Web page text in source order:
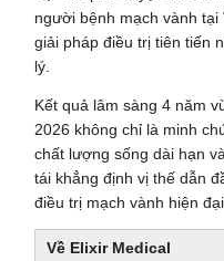
người bệnh mạch vành
giải pháp điều trị tiên tiến
lý.
Kết quả lâm sàng 4 năm
2026 không chỉ là minh
chất lượng sống dài hạn
tái khẳng định vị thế dẫn
điều trị mạch vành hiện đại.
Về Elixir Medical